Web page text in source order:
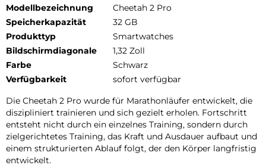
Modellbezeichnung
Cheetah 2 Pro
Speicherkapazität
32 GB
Produkttyp
Smartwatches
Bildschirmdiagonale
1,32 Zoll
Farbe
Schwarz
Verfügbarkeit
sofort verfügbar
Die Cheetah 2 Pro wurde für Marathonläufer entwickelt, die
diszipliniert trainieren und sich gezielt erholen. Fortschritt
entsteht nicht durch ein einzelnes Training, sondern durch
zielgerichtetes Training, das Kraft und Ausdauer aufbaut und
einem strukturierten Ablauf folgt, der den Körper langfristig
entwickelt.